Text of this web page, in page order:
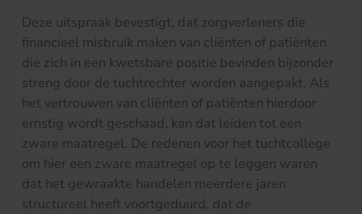
Deze uitspraak bevestigt, dat zorgverleners die
financieel misbruik maken van cliënten of patiënten
die zich in een kwetsbare positie bevinden bijzonder
streng door de tuchtrechter worden aangepakt. Als
het vertrouwen van cliënten of patiënten hierdoor
ernstig wordt geschaad, kan dat leiden tot een
zware maatregel. De redenen voor het tuchtcollege
om hier een zware maatregel op te leggen waren
dat het gewraakte handelen meerdere jaren
structureel heeft voortgeduurd, dat de